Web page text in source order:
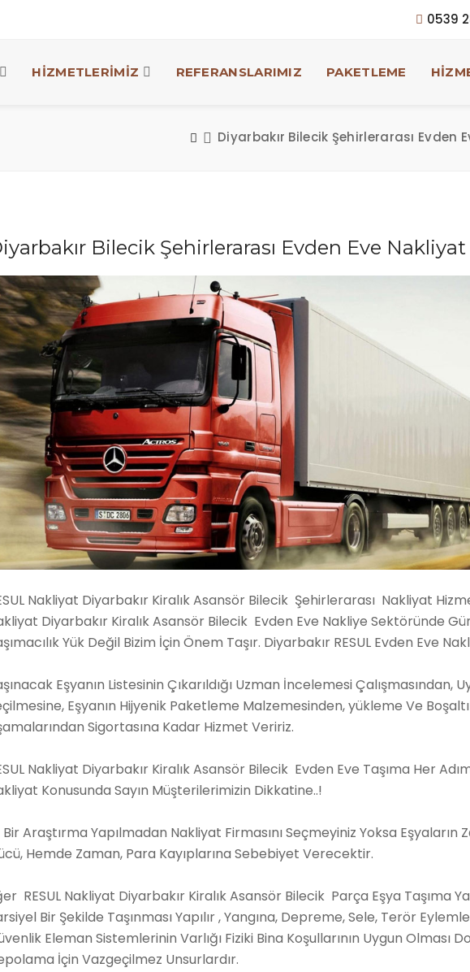
0539
HİZMETLERİMİZ REFERANSLARIMIZ PAKETLEME
Diyarbakır Bilecik Şehirlerarası Evden
Bilecik Şehirlerarası Evden Eve
Nakliyat Diyarbakır Kiralık Asansör Bilecik Şehirlerarası Nakliyat
Diyarbakır Kiralık Asansör Bilecik Evden Eve Nakliye Sektöründe
Yük Değil Bizim İçin Önem Taşır. Diyarbakır RESUL Evden Eve
Eşyanın Listesinin Çıkarıldığı Uzman İncelemesi Çalışmasından,
Eşyanın Hijyenik Paketleme Malzemesinden, yükleme Ve
Sigortasına Kadar Hizmet Veririz.
Nakliyat Diyarbakır Kiralık Asansör Bilecik Evden Eve Taşıma Her
Konusunda Sayın Müşterilerimizin Dikkatine..!
Bir Araştırma Yapılmadan Nakliyat Firmasını Seçmeyiniz Yoksa Eşyaların
Hemde Zaman, Para Kayıplarına Sebebiyet Verecektir.
RESUL Nakliyat Diyarbakır Kiralık Asansör Bilecik Parça Eşya Taşıma
Bir Şekilde Taşınması Yapılır , Yangına, Depreme, Sele, Terör
Eleman Sistemlerinin Varlığı Fiziki Bina Koşullarının Uygun Olması
İçin Vazgeçilmez Unsurlardır.